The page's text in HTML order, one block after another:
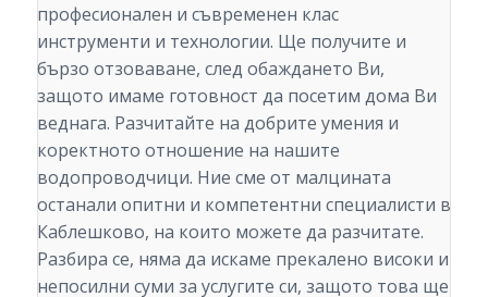
професионален и съвременен клас
инструменти и технологии. Ще получите и
бързо отзоваване, след обаждането Ви,
защото имаме готовност да посетим дома Ви
веднага. Разчитайте на добрите умения и
коректното отношение на нашите
водопроводчици. Ние сме от малцината
останали опитни и компетентни специалисти в
Каблешково, на които можете да разчитате.
Разбира се, няма да искаме прекалено високи и
непосилни суми за услугите си, защото това ще